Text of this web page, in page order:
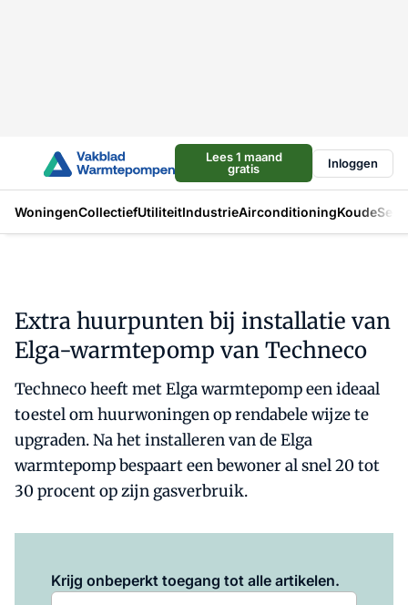
Lees 1 maand
gratis
Inloggen
WoningenCollectiefUtiliteitIndustrieAirconditioningKoude
Extra huurpunten bij installatie van
Elga-warmtepomp van Techneco
Techneco heeft met Elga warmtepomp een ideaal
toestel om huurwoningen op rendabele wijze te
upgraden. Na het installeren van de Elga
warmtepomp bespaart een bewoner al snel 20 tot
30 procent op zijn gasverbruik.
Krijg onbeperkt toegang tot alle artikelen.